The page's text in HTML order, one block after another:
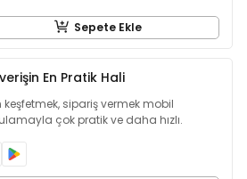
Sepete Ekle
En Pratik Hali
keşfetmek, sipariş vermek mobil
çok pratik ve daha hızlı.